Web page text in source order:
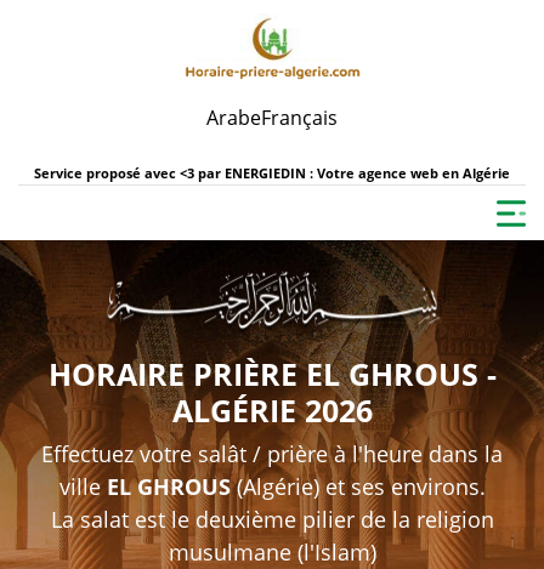
ArabeFrançais
Service proposé avec <3 par ENERGIEDIN : Votre agence web en Algérie
HORAIRE PRIÈRE EL GHROUS -
ALGÉRIE 2026
Effectuez votre salât / prière à l'heure dans la
ville EL GHROUS(Algérie) et ses environs.
La salat est le deuxième pilier de la religion
musulmane (l'Islam)